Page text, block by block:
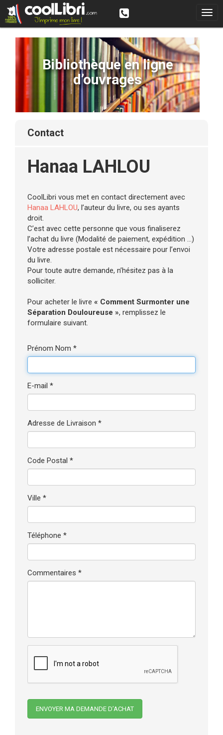
Bibliothèque en ligne
d’ouvrages
contact
Hanaa LAHLOU
CoolLibri vous met en contact directement avec
Hanaa LAHLOU, l’auteur du livre, ou ses ayants
droit.
C’est avec cette personne que vous finaliserez
l’achat du livre (Modalité de paiement, expédition ...)
Votre adresse postale est nécessaire pour l’envoi
du livre.
Pour toute autre demande, n’hésitez pas à la
solliciter.
Pour acheter le livre « Comment Surmonter une
Séparation Douloureuse », remplissez le
formulaire suivant.
Prénom Nom *
E-mail *
Adresse de Livraison *
Code Postal *
Ville *
Téléphone *
Commentaires *